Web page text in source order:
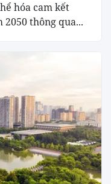
hóa cam kết
thông qua...